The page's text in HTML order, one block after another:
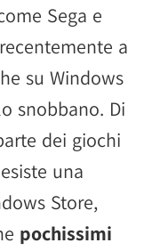
Sega e
a
su Windows
snobbano. Di
dei giochi
una
Store,
pochissimi